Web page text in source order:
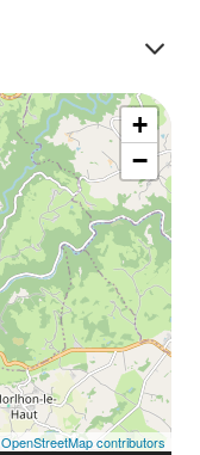
ou
+
−
OpenStreetMap contributors